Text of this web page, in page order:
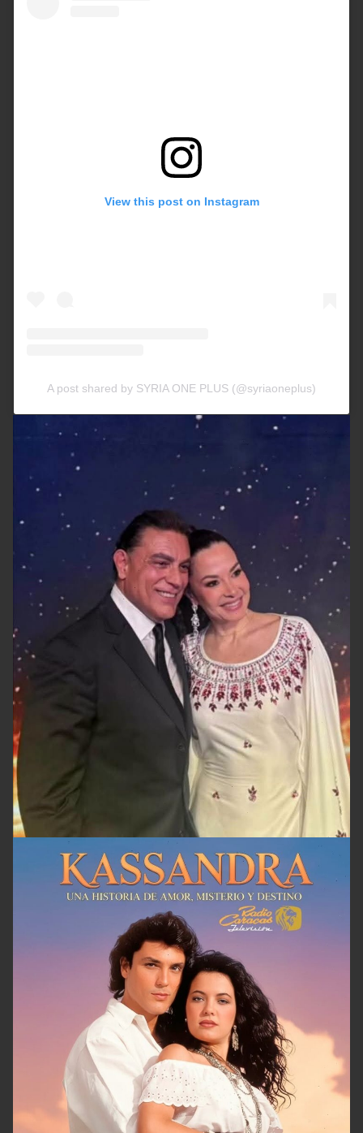
View this post on Instagram
A post shared by SYRIA ONE PLUS (@syriaoneplus)